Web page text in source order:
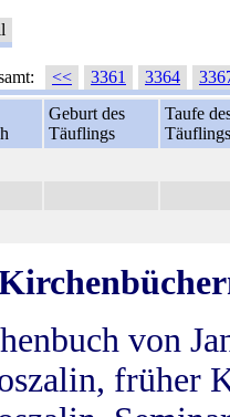
<< 3361 3364
Geburt des
Täuflings
Taufe
Täuflings
von
früher